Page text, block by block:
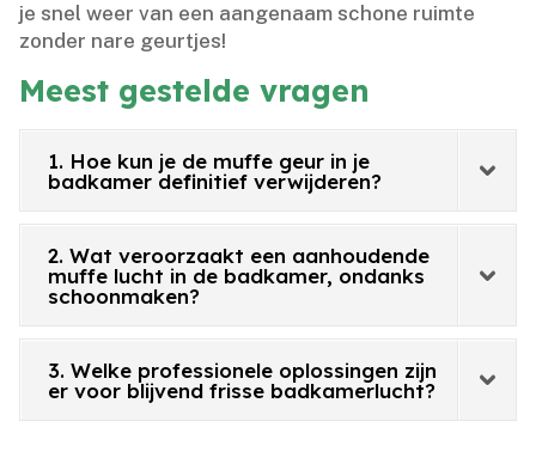
je snel weer van een aangenaam schone ruimte
zonder nare geurtjes!
Meest gestelde vragen
1. Hoe kun je de muffe geur in je
badkamer definitief verwijderen?
2. Wat veroorzaakt een aanhoudende
muffe lucht in de badkamer, ondanks
schoonmaken?
3. Welke professionele oplossingen zijn
er voor blijvend frisse badkamerlucht?